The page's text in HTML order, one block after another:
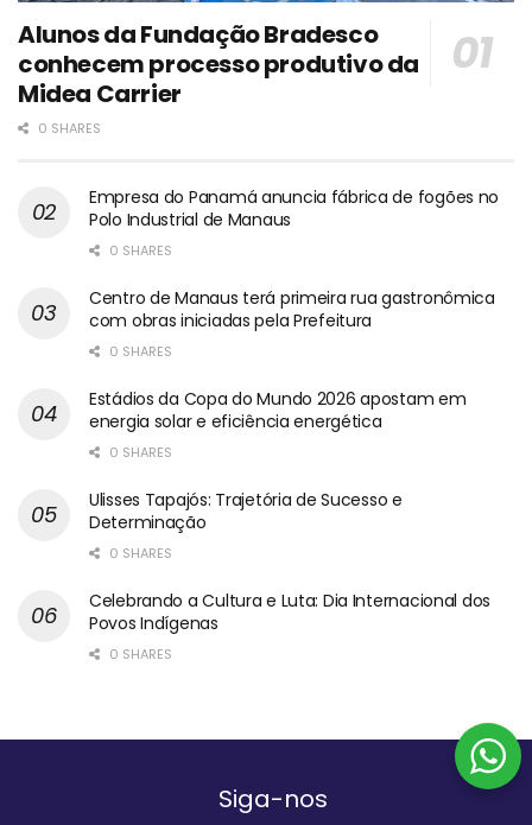
Alunos da Fundação Bradesco
conhecem processo produtivo da
Midea Carrier
0 SHARES
Empresa do Panamá anuncia fábrica de fogões no
Polo Industrial de Manaus
0 SHARES
Centro de Manaus terá primeira rua gastronômica
com obras iniciadas pela Prefeitura
0 SHARES
Estádios da Copa do Mundo 2026 apostam em
energia solar e eficiência energética
0 SHARES
Ulisses Tapajós: Trajetória de Sucesso e
Determinação
0 SHARES
Celebrando a Cultura e Luta: Dia Internacional dos
Povos Indígenas
0 SHARES
Siga-nos